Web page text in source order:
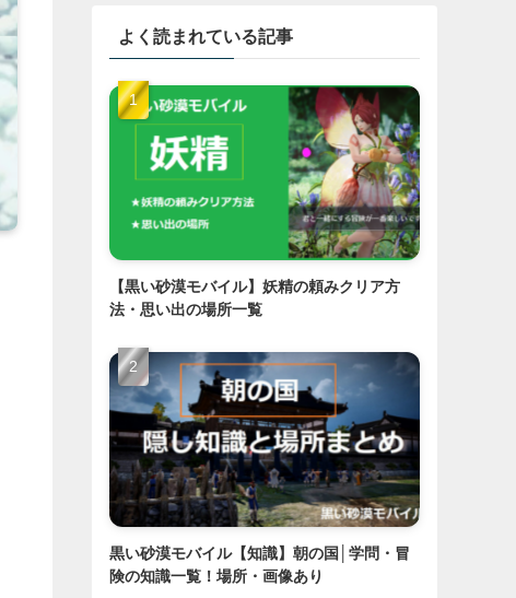
よく読まれている記事
【黒い砂漠モバイル】妖精の頼みクリア方
法・思い出の場所一覧
黒い砂漠モバイル【知識】朝の国│学問・冒
険の知識一覧！場所・画像あり